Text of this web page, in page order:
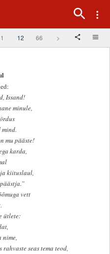
1 12 66 >
Issand!
minule,
mu pääste!
karda,
ja kiituslaul,
vett
ütlete:
nime,
rahvaste seas tema teod,